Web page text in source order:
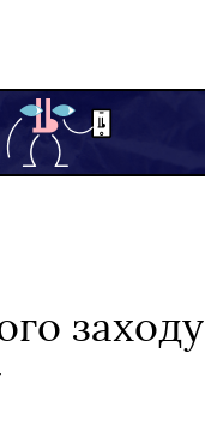
заходу